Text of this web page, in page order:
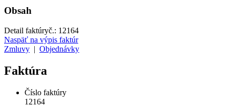
Obsah
Detail faktúryč.: 12164
Naspäť na výpis faktúr
Zmluvy | Objednávky
Faktúra
Číslo faktúry
12164